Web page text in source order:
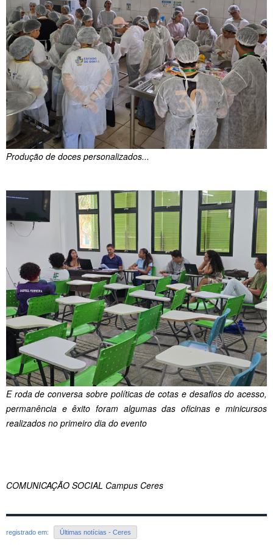
Produção de doces personalizados...
E roda de conversa sobre políticas de cotas e desafios do acesso,
permanência e êxito foram algumas das oficinas e minicursos
realizados no primeiro dia do evento
COMUNICAÇÃO SOCIAL Campus Ceres
registrado em: Últimas notícias - Ceres